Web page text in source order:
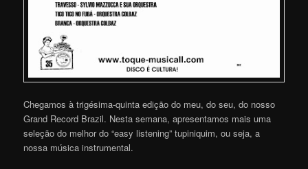
Chegamos à trigésima-quinta edição do meu, do seu, do nosso
Grand Record Brazil. Nesta semana, apresentamos mais uma
seleção do melhor do “easy listening” tupiniquim, ou seja, a
nossa música instrumental.